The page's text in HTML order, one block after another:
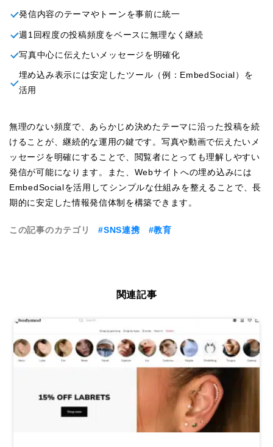
発信内容のテーマやトーンを事前に統一
週1回程度の投稿頻度をベースに無理なく継続
写真中心に伝えたいメッセージを明確化
埋め込み表示には安定したツール（例：EmbedSocial）を
活用
無理のない頻度で、あらかじめ決めたテーマに沿った投稿を続
けることが、継続的な運用の鍵です。写真や動画で伝えたいメ
ッセージを明確にすることで、閲覧者にとっても理解しやすい
発信が可能になります。また、Webサイトへの埋め込みには
EmbedSocialを活用してシンプルな仕組みを整えることで、長
期的に安定した情報発信体制を構築できます。
この記事のカテゴリ #SNS連携 #教育
関連記事